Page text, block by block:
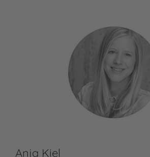
Anja Kiel